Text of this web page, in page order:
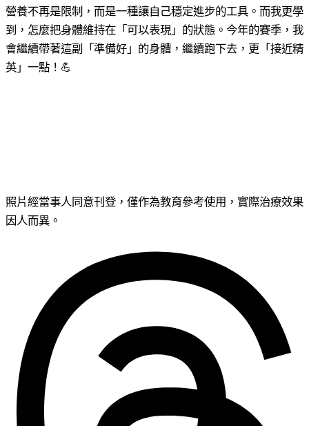
營養不再是限制，而是一種讓自己穩定進步的工具。而我更學
到，怎麼把身體維持在「可以表現」的狀態。今年的賽季，我
會繼續帶著這副「準備好」的身體，繼續跑下去，更「接近精
英」一點！💪
照片經當事人同意刊登，僅作為教育參考使用，實際治療效果
因人而異。